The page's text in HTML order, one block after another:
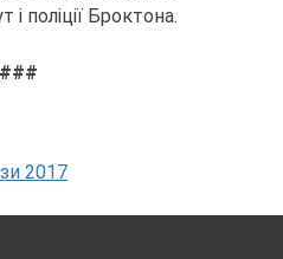
і поліції Броктона.
###
2017